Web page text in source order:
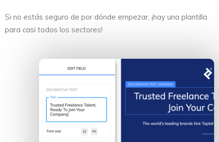
Si no estás seguro de por dónde empezar, ¡hay una plantilla
para casi todos los sectores!